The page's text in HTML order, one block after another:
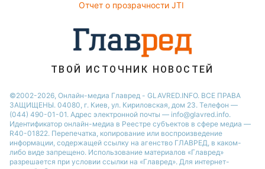
Отчет о прозрачности JTI
ТВОЙ ИСТОЧНИК НОВОСТЕЙ
©2002-2026, Онлайн-медиа Главред - GLAVRED.INFO. ВСЕ ПРАВА
ЗАЩИЩЕНЫ. 04080, г. Киев, ул. Кириловская, дом 23. Телефон —
(044) 490-01-01. Адрес электронной почты — info@glavred.info.
Идентификатор онлайн-медиа в Реестре cубъектов в сфере медиа —
R40-01822. Перепечатка, копирование или воспроизведение
информации, содержащей ссылку на агенство ГЛАВРЕД, в каком-
либо виде запрещено. Использование материалов «Главред»
разрешается при условии ссылки на «Главред». Для интернет-